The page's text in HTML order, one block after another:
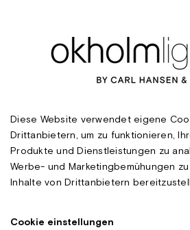
Diese Website verwendet eigene
Drittanbietern, um zu funktionieren,
Produkte und Dienstleistungen zu
Werbe- und Marketingbemühungen
Inhalte von Drittanbietern
Cookie einstellungen